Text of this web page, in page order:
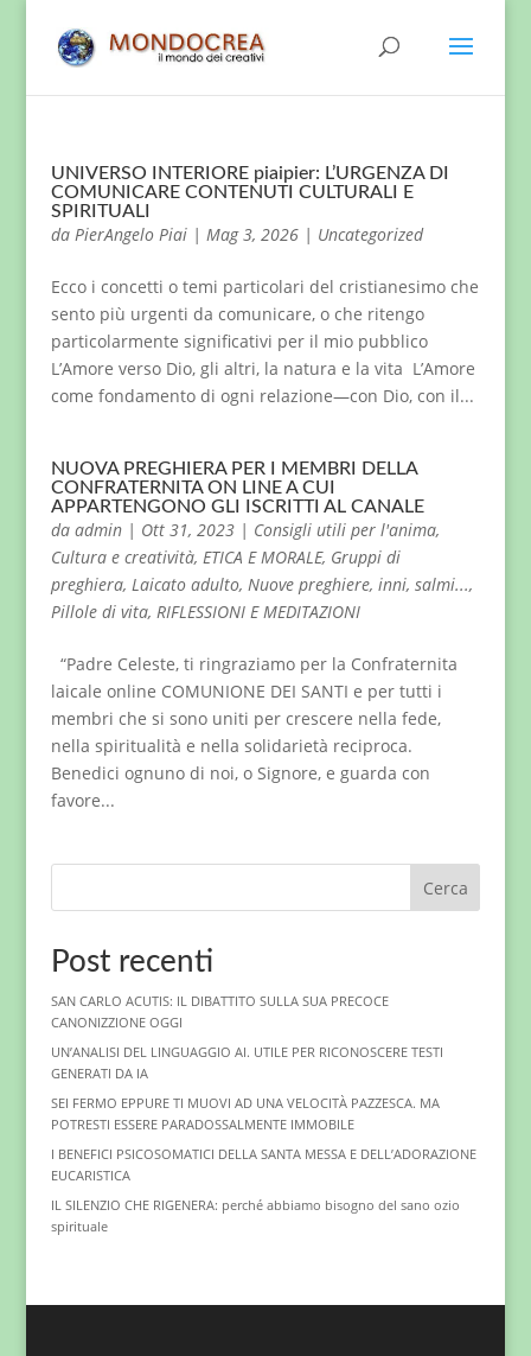
UNIVERSO INTERIORE piaipier: L’URGENZA DI
COMUNICARE CONTENUTI CULTURALI E
SPIRITUALI
da PierAngelo Piai| Mag 3, 2026| Uncategorized
Ecco i concetti o temi particolari del cristianesimo che
sento più urgenti da comunicare, o che ritengo
particolarmente significativi per il mio pubblico
L’Amore verso Dio, gli altri, la natura e la vita L’Amore
come fondamento di ogni relazione—con Dio, con il...
NUOVA PREGHIERA PER I MEMBRI DELLA
CONFRATERNITA ON LINE A CUI
APPARTENGONO GLI ISCRITTI AL CANALE
da admin| Ott 31, 2023| Consigli utili per l'anima,
Cultura e creatività, ETICA E MORALE, Gruppi di
preghiera, Laicato adulto, Nuove preghiere, inni, salmi...,
Pillole di vita, RIFLESSIONI E MEDITAZIONI
“Padre Celeste, ti ringraziamo per la Confraternita
laicale online COMUNIONE DEI SANTI e per tutti i
membri che si sono uniti per crescere nella fede,
nella spiritualità e nella solidarietà reciproca.
Benedici ognuno di noi, o Signore, e guarda con
favore...
Cerca
Post recenti
SAN CARLO ACUTIS: IL DIBATTITO SULLA SUA PRECOCE
CANONIZZIONE OGGI
UN’ANALISI DEL LINGUAGGIO AI. UTILE PER RICONOSCERE TESTI
GENERATI DA IA
SEI FERMO EPPURE TI MUOVI AD UNA VELOCITÀ PAZZESCA. MA
POTRESTI ESSERE PARADOSSALMENTE IMMOBILE
I BENEFICI PSICOSOMATICI DELLA SANTA MESSA E DELL’ADORAZIONE
EUCARISTICA
IL SILENZIO CHE RIGENERA: perché abbiamo bisogno del sano ozio
spirituale